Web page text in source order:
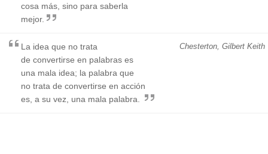
cosa más, sino para saberla
mejor.
Chesterton, Gilbert Keith
La idea que no trata
de convertirse en palabras es
una mala idea; la palabra que
no trata de convertirse en acción
es, a su vez, una mala palabra.